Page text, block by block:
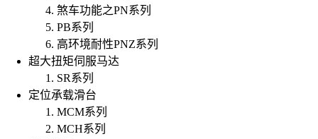
煞车功能之PN系列
PB系列
高环境耐性PNZ系列
超大扭矩伺服马达
SR系列
定位承载滑台
MCM系列
MCH系列